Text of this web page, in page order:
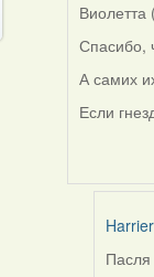
Виолетта
Спасибо,
А самих
Если
Harrier
In
Пасля